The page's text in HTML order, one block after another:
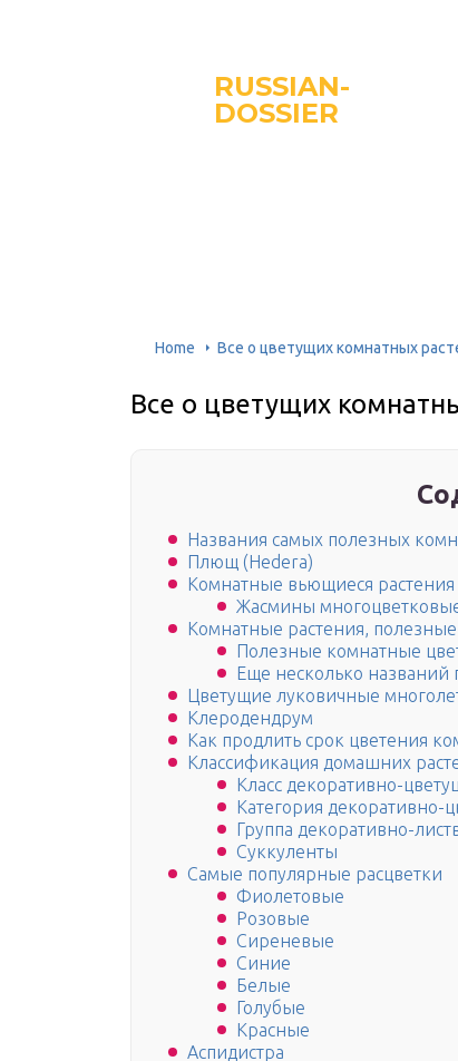
RUSSIAN-
DOSSIER
Home Все о цветущих комнатных
Все о цветущих
Названия самых полезных
Плющ (Hedera)
Комнатные вьющиеся
Жасмины
Комнатные растения,
Полезные комнатные
Еще несколько названий
Цветущие луковичные
Клеродендрум
Как продлить срок цветения
Классификация домашних
Класс декоративно-
Категория декоративно-
Группа декоративно-
Суккуленты
Самые популярные расцветки
Фиолетовые
Розовые
Сиреневые
Синие
Белые
Голубые
Красные
Аспидистра